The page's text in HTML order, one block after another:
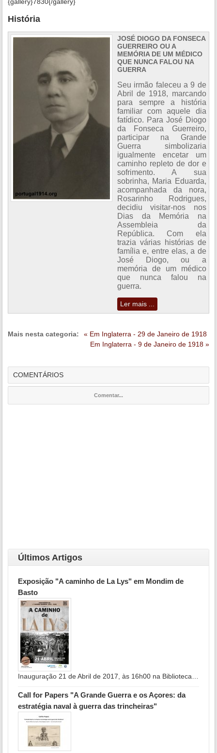
{gallery}7830{/gallery}
História
JOSÉ DIOGO DA FONSECA
GUERREIRO OU A
MEMÓRIA DE UM MÉDICO
QUE NUNCA FALOU NA
GUERRA
Seu irmão faleceu a 9 de
Abril de 1918, marcando
para sempre a história
familiar com aquele dia
fatídico. Para José Diogo
da Fonseca Guerreiro,
participar na Grande
Guerra simbolizaria
igualmente encetar um
caminho repleto de dor e
sofrimento. A sua
sobrinha, Maria Eduarda,
acompanhada da nora,
Rosarinho Rodrigues,
decidiu visitar-nos nos
Dias da Memória na
Assembleia da
República. Com ela
trazia várias histórias de
família e, entre elas, a de
José Diogo, ou a
memória de um médico
que nunca falou na
guerra.
Ler mais ...
Mais nesta categoria:
« Em Inglaterra - 29 de Janeiro de 1918
Em Inglaterra - 9 de Janeiro de 1918 »
COMENTÁRIOS
Comentar...
Últimos Artigos
Exposição "A caminho de La Lys" em Mondim de
Basto
Inauguração 21 de Abril de 2017, às 16h00 na Biblioteca…
Call for Papers "A Grande Guerra e os Açores: da
estratégia naval à guerra das trincheiras"